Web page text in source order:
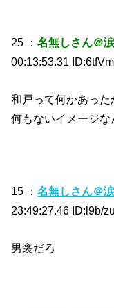
25 ：名無しさん＠涙
00:13:53.31
和戸って何かあっ
何もないイメージな
15 ：名無しさん＠涙
23:49:27.46 ID:l9b/
男衾だろ